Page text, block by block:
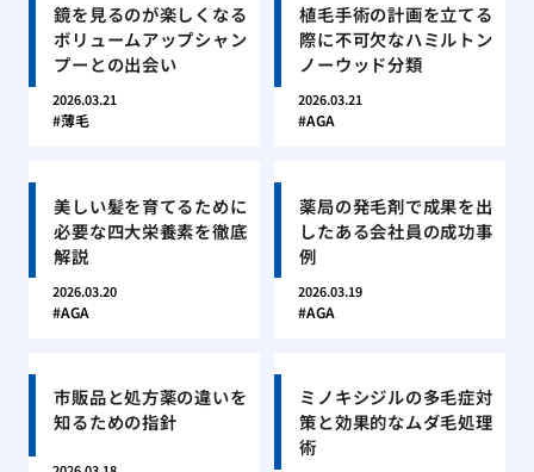
鏡を見るのが楽しくなる
ボリュームアップシャン
プーとの出会い
2026.03.21
薄毛
植毛手術の計画を立てる
際に不可欠なハミルトン
ノーウッド分類
2026.03.21
AGA
美しい髪を育てるために
必要な四大栄養素を徹底
解説
2026.03.20
AGA
薬局の発毛剤で成果を出
したある会社員の成功事
例
2026.03.19
AGA
市販品と処方薬の違いを
知るための指針
ミノキシジルの多毛症対
策と効果的なムダ毛処理
術